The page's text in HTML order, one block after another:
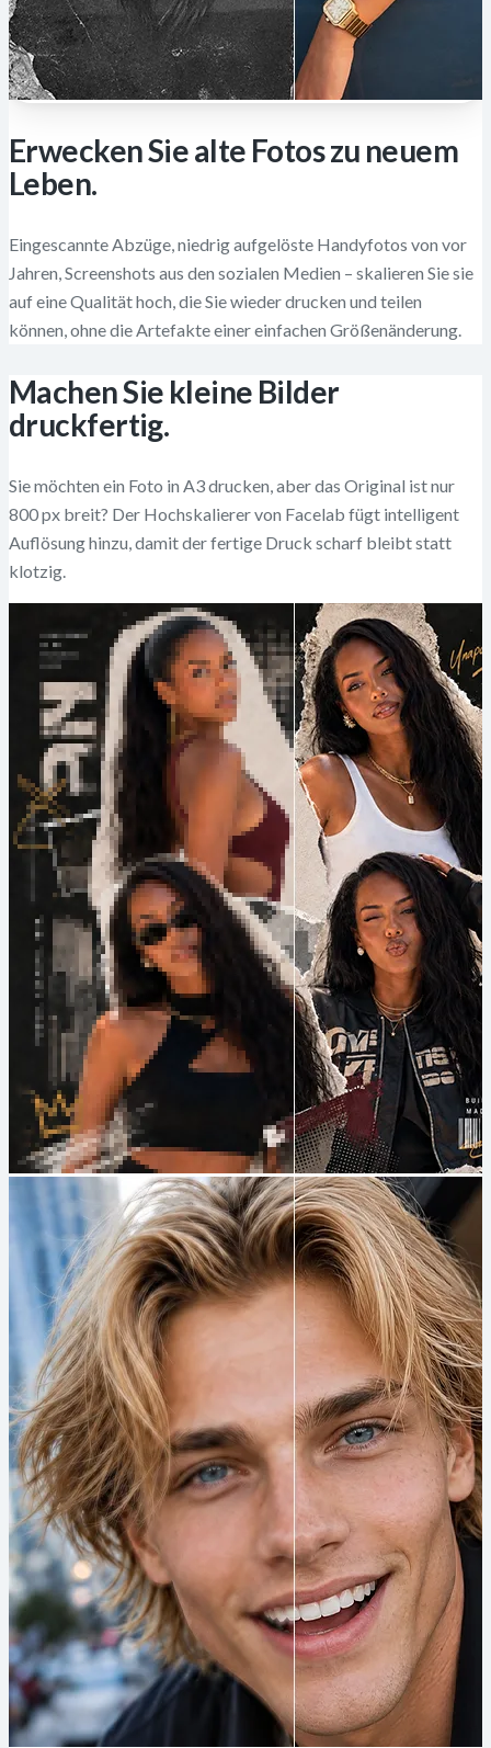
Erwecken Sie alte Fotos zu neuem
Leben.
Eingescannte Abzüge, niedrig aufgelöste Handyfotos von vor
Jahren, Screenshots aus den sozialen Medien – skalieren Sie sie
auf eine Qualität hoch, die Sie wieder drucken und teilen
können, ohne die Artefakte einer einfachen Größenänderung.
Machen Sie kleine Bilder
druckfertig.
Sie möchten ein Foto in A3 drucken, aber das Original ist nur
800 px breit? Der Hochskalierer von Facelab fügt intelligent
Auflösung hinzu, damit der fertige Druck scharf bleibt statt
klotzig.